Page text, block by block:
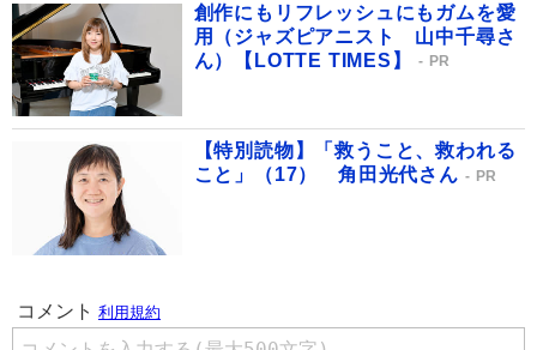
創作にもリフレッシュにもガムを愛
用（ジャズピアニスト 山中千尋さ
ん）【LOTTE TIMES】
PR
【特別読物】「救うこと、救われる
こと」（17） 角田光代さん
PR